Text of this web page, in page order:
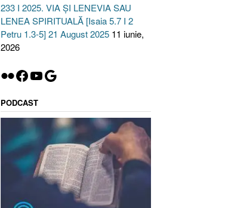
233 I 2025. VIA ȘI LENEVIA SAU
LENEA SPIRITUALĂ [Isaia 5.7 I 2
Petru 1.3-5] 21 August 2025 11 iunie,
2026
Flickr
Facebook
YouTube
Google
PODCAST